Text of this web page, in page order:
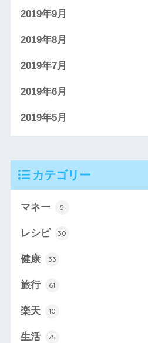
2019年9月
2019年8月
2019年7月
2019年6月
2019年5月
カテゴリー
マネー 5
レシピ 30
健康 33
旅行 61
楽天 10
生活 75